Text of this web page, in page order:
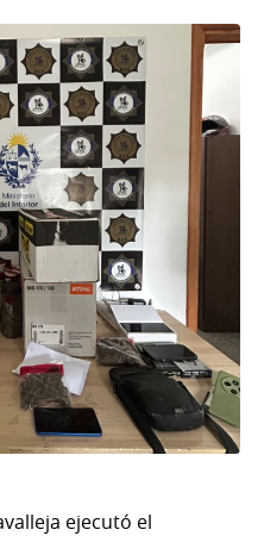
ejecutó el